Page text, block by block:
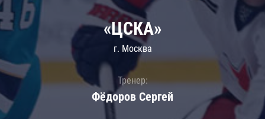
«ЦСКА»
г. Москва
Тренер:
Фёдоров Сергей